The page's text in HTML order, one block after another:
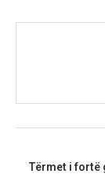
Tërmet i fortë